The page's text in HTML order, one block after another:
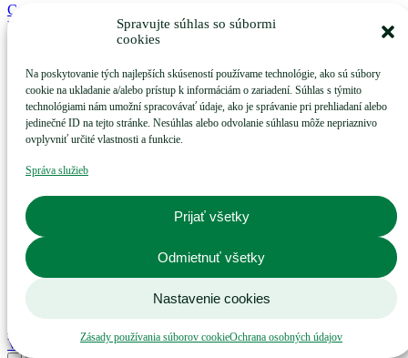
Spravujte súhlas so súbormi
cookies
Na poskytovanie tých najlepších skúseností používame technológie, ako sú súbory
cookie na ukladanie a/alebo prístup k informáciám o zariadení. Súhlas s týmito
technológiami nám umožní spracovávať údaje, ako je správanie pri prehliadaní alebo
jedinečné ID na tejto stránke. Nesúhlas alebo odvolanie súhlasu môže nepriaznivo
ovplyvniť určité vlastnosti a funkcie.
Správa služieb
Prijať všetky
Odmietnuť všetky
Nastavenie cookies
Zásady používania súborov cookieOchrana osobných údajov
Cena na dopyt
Viac info
obľúbených
AEZ Atlanta black 7.5x18 ET50.5 5/108/63.4
Cena na dopyt
Viac info
Pridať
obľúbených
Cena na dopyt
Viac info
Pridať
obľúbených
AEZ Atlanta black 7.5x18 ET51 5/112/66.6
Viac info